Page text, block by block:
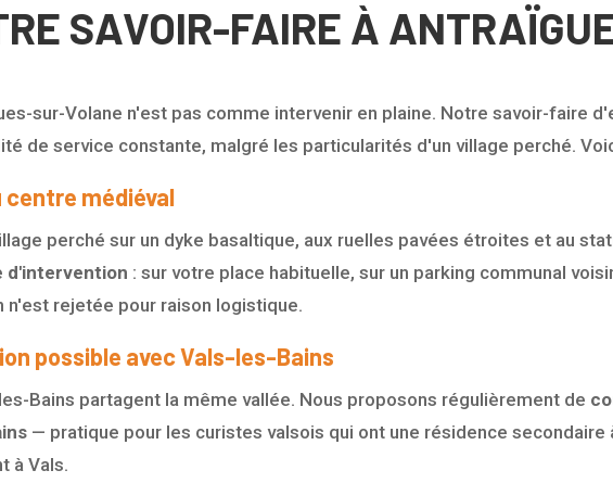
SAVOIR-FAIRE À
sur-Volane n'est pas comme intervenir en plaine. Notre savoir-faire
de service constante, malgré les particularités d'un village perché.
médiéval
perché sur un dyke basaltique, aux ruelles pavées étroites et au
d'intervention : sur votre place habituelle, sur un parking communal
n'est rejetée pour raison logistique.
possible avec Vals-les-Bains
Bains partagent la même vallée. Nous proposons régulièrement de
— pratique pour les curistes valsois qui ont une résidence secondaire
à Vals.